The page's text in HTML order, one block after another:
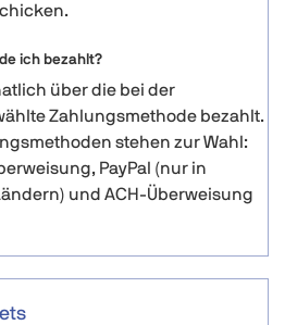
ich bezahlt?
über die bei der
Zahlungsmethode bezahlt.
stehen zur Wahl:
PayPal (nur in
und ACH-Überweisung